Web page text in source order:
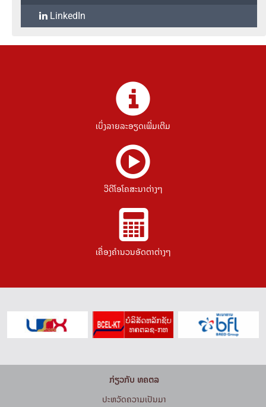
LinkedIn
ເບິ່ງລາຍລະອຽດເພີ່ມເຕີມ
ວີດີໂອໂຄສະນາຕ່າງໆ
ເຄື່ອງຄຳນວນອັດຕາຕ່າງໆ
ກ່ຽວກັບ ທຄຕລ
ປະຫວັດຄວາມເປັນມາ